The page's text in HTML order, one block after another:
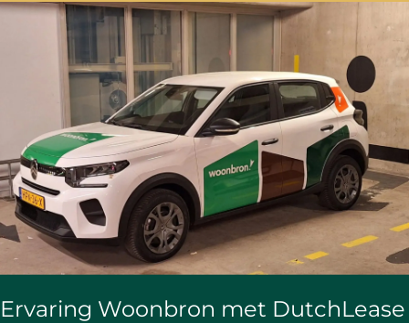
Ervaring Woonbron met DutchLease